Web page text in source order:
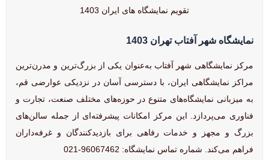
تقویم نمایشگاه‌ های ایران 1403
نمایشگاه شهر آفتاب تهران 1403
مرکز نمایشگاهی شهر آفتاب به‌عنوان یکی از بزرگ‌ترین و مدرن‌ترین
مراکز نمایشگاهی ایران، با دسترسی آسان در نزدیکی عوارضی قم،
به میزبانی نمایشگاه‌های متنوع در حوزه‌های مختلف صنعت، تجارت و
فناوری می‌پردازد. این مرکز امکانات پیشرفته‌ای از جمله سالن‌های
بزرگ و مجهز و خدمات رفاهی برای بازدیدکنندگان و غرفه‌داران
فراهم می‌کند. شماره تماس نمایشگاه: 96067462-021